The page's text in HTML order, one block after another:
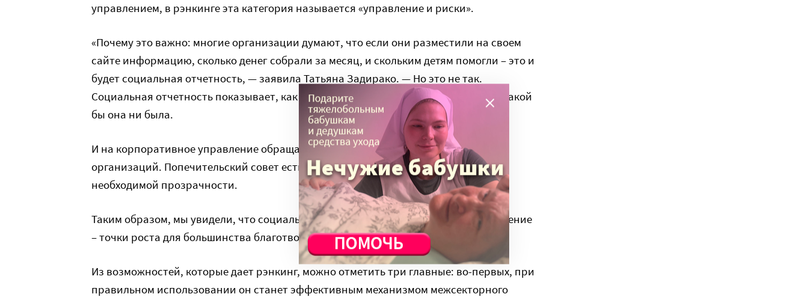
управлением, в рэнкинге эта категория называется «управление и риски».
«Почему это важно: многие организации думают, что если они разместили на своем
сайте информацию, сколько денег собрали за месяц, и скольким детям помогли – это и
будет социальная отчетность, — заявила Татьяна Задирако. — Но это не так.
Социальная отчетность показывает, как изменилась жизнь целевой аудитории, какой
бы она ни была.
И на корпоративное управление обращают внимание мало благотворительных
организаций. Попечительский совет есть у многих – но сам по себе он еще не дает
необходимой прозрачности.
Таким образом, мы увидели, что социальная отчетность и корпоративное управление
– точки роста для большинства благотворительных организаций».
Из возможностей, которые дает рэнкинг, можно отметить три главные: во-первых, при
правильном использовании он станет эффективным механизмом межсекторного